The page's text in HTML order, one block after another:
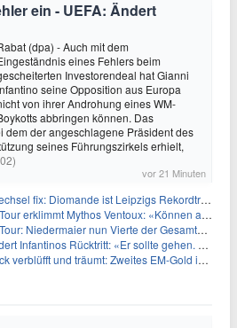
ein - UEFA: Ändert
(dpa) - Auch mit dem
eines Fehlers beim
Investorendeal hat Gianni
seine Opposition aus Europa
von ihrer Androhung eines WM-
abbringen können. Das
dem der angeschlagene Präsident des
seines Führungszirkels erhielt,
vor 21 Minuten
fix: Diomande ist Leipzigs Rekordtransfer
erklimmt Mythos Ventoux: «Können alles schaffen»
Niedermaier nun Vierte der Gesamtwertung
Infantinos Rücktritt: «Er sollte gehen. Jetzt»
verblüfft und träumt: Zweites EM-Gold in Paris